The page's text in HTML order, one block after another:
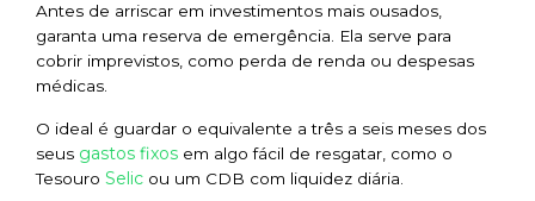
Antes de arriscar em investimentos mais ousados,
garanta uma reserva de emergência. Ela serve para
cobrir imprevistos, como perda de renda ou despesas
médicas.
O ideal é guardar o equivalente a três a seis meses dos
seus gastos fixos em algo fácil de resgatar, como o
Tesouro Selic ou um CDB com liquidez diária.